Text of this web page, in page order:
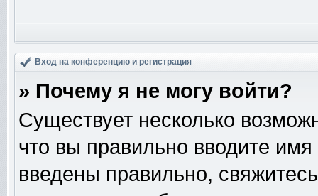
Вход на конференцию и регистрация
» Почему я не могу войти?
Существует несколько
что вы правильно вводите
введены правильно,